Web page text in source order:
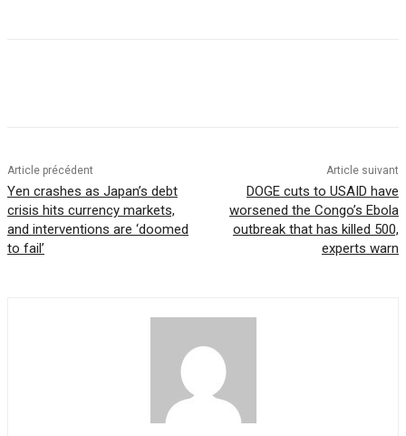
Article précédent
Yen crashes as Japan’s debt
crisis hits currency markets,
and interventions are ‘doomed
to fail’
Article suivant
DOGE cuts to USAID have
worsened the Congo’s Ebola
outbreak that has killed 500,
experts warn